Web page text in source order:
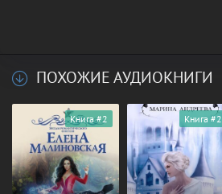
ПОХОЖИЕ АУДИОКНИГИ
Книга #2 Книга #2